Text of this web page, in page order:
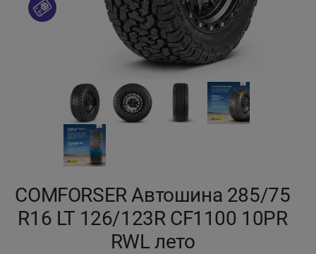
COMFORSER Автошина 285/75
R16 LT 126/123R CF1100 10PR
RWL лето
Кокшетау
Кызылорда
Петропавловск
Семей